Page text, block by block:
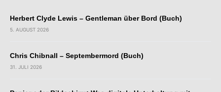
Herbert Clyde Lewis – Gentleman über Bord (Buch)
5. AUGUST 2026
Chris Chibnall – Septembermord (Buch)
31. JULI 2026